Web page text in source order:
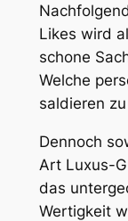
Likes wird
schone
Welche
saldieren
Dennoch
Art Luxus-
das
Wertigkeit